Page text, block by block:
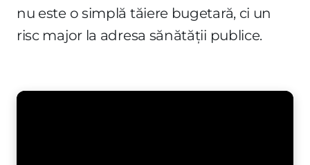
nu este o simplă tăiere bugetară, ci un
risc major la adresa sănătății publice.